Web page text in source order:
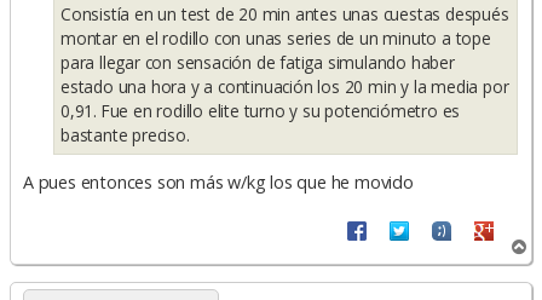
Consistía en un test de 20 min antes unas cuestas después
montar en el rodillo con unas series de un minuto a tope
para llegar con sensación de fatiga simulando haber
estado una hora y a continuación los 20 min y la media por
0,91. Fue en rodillo elite turno y su potenciómetro es
bastante preciso.
A pues entonces son más w/kg los que he movido
r
r